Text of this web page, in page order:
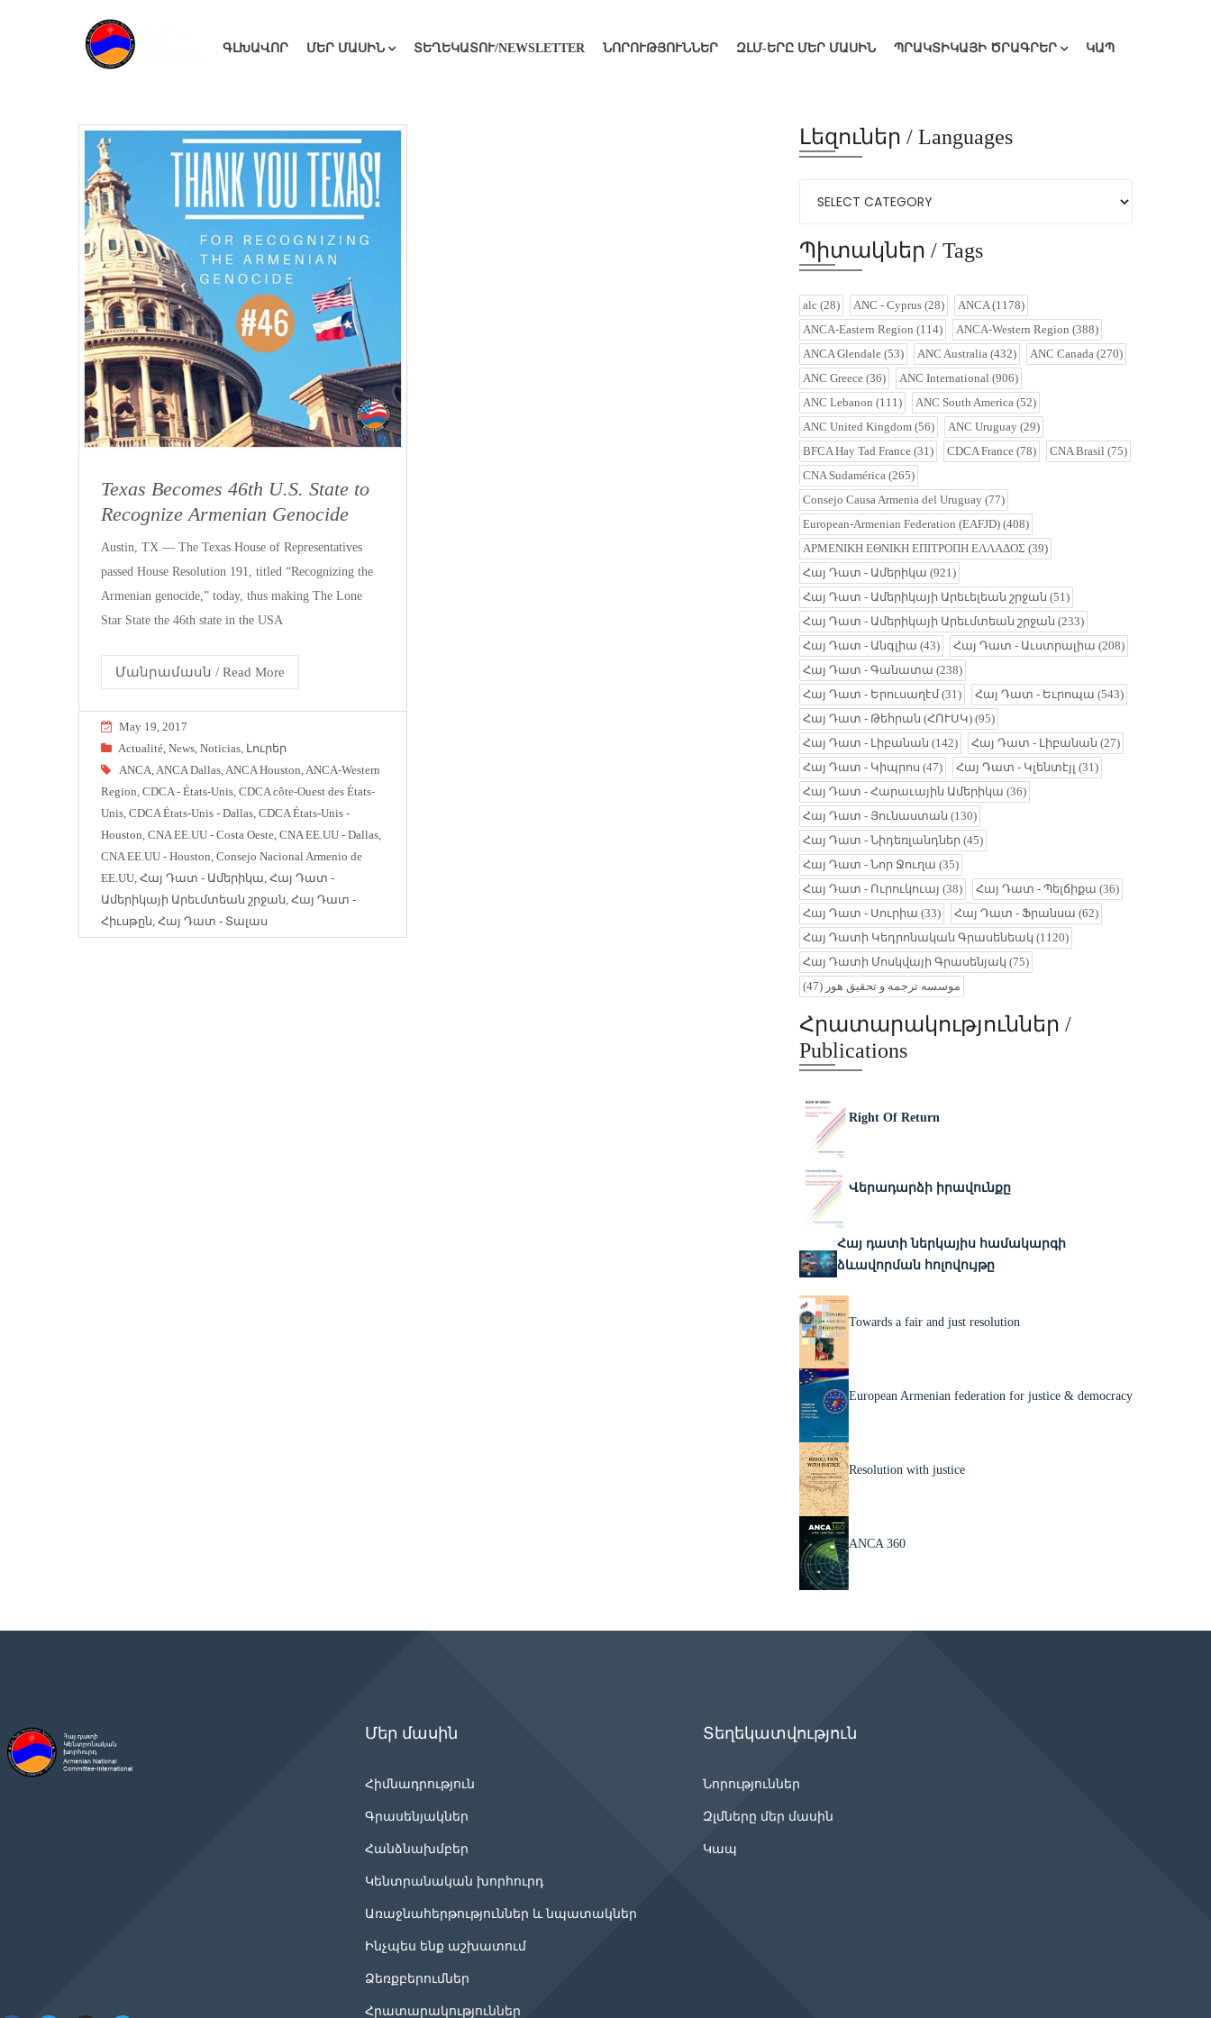
ԳԼԽԱՎՈՐ ՄԵՐ ՄԱՍԻՆ ՏԵՂԵԿԱՏՈՒ/NEWSLETTER ՆՈՐՈՒԹՅՈՒՆՆԵՐ ԶԼՄ-ԵՐԸ ՄԵՐ ՄԱՍԻՆ ՊՐԱԿՏԻԿԱՅԻ ԾՐԱԳՐԵՐ ԿԱՊ
Texas Becomes 46th U.S. State to
Recognize Armenian Genocide
Austin, TX — The Texas House of Representatives
passed House Resolution 191, titled “Recognizing the
Armenian genocide,” today, thus making The Lone
Star State the 46th state in the USA
Մանրամասն / Read More
May 19, 2017
Actualité News Noticias Լուրեր
ANCA ANCA Dallas ANCA Houston ANCA-Western
Region CDCA - États-Unis CDCA côte-Ouest des États-
Unis CDCA États-Unis - Dallas CDCA États-Unis -
Houston CNA EE.UU - Costa Oeste CNA EE.UU - Dallas
CNA EE.UU - Houston Consejo Nacional Armenio de
EE.UU Հայ Դատ - Ամերիկա Հայ Դատ -
Ամերիկայի Արեւմտեան շրջան Հայ Դատ -
Հիւսթըն Հայ Դատ - Տալաս
Լեզուներ / Languages
Պիտակներ / Tags
alc (28) ANC - Cyprus (28) ANCA(1178)
ANCA-Eastern Region (114) ANCA-Western Region (388)
ANCA Glendale (53) ANC Australia (432) ANC Canada (270)
ANC Greece (36) ANC International (906)
ANC Lebanon (111) ANC South America (52)
ANC United Kingdom (56) ANC Uruguay (29)
BFCA Hay Tad France (31) CDCA France (78) CNA Brasil (75)
CNA Sudamérica (265)
Consejo Causa Armenia del Uruguay (77)
European-Armenian Federation (EAFJD) (408)
ΑΡΜΕΝΙΚΗ ΕΘΝΙΚΗ ΕΠΙΤΡΟΠΗ ΕΛΛΑΔΟΣ (39)
Հայ Դատ - Ամերիկա (921)
Հայ Դատ - Ամերիկայի Արեւելեան շրջան (51)
Հայ Դատ - Ամերիկայի Արեւմտեան շրջան (233)
Հայ Դատ - Անգլիա (43) Հայ Դատ - Աւստրալիա (208)
Հայ Դատ - Գանատա (238)
Հայ Դատ - Երուսաղէմ(31) Հայ Դատ - Եւրոպա (543)
Հայ Դատ - Թեհրան (ՀՈՒՍԿ) (95)
Հայ Դատ - Լիբանան (142) Հայ Դատ - Լիբանան (27)
Հայ Դատ - Կիպրոս (47) Հայ Դատ - Կլենտէյլ (31)
Հայ Դատ - Հարաւային Ամերիկա (36)
Հայ Դատ - Յունաստան (130)
Հայ Դատ - Նիդեռլանդներ (45)
Հայ Դատ - Նոր Ջուղա (35)
Հայ Դատ - Ուրուկուայ (38) Հայ Դատ - Պելճիքա (36)
Հայ Դատ - Սուրիա (33) Հայ Դատ - Ֆրանսա (62)
Հայ Դատի Կեդրոնական Գրասենեակ (1120)
Հայ Դատի Մոսկվայի Գրասենյակ (75)
موسسه ترجمه و تحقیق هور (47)
Հրատարակություններ /
Publications
Right Of Return
Վերադարձի իրավունքը
Հայ դատի ներկայիս համակարգի
ձևավորման հոլովույթը
Towards a fair and just resolution
European Armenian federation for justice & democracy
Resolution with justice
ANCA 360
Մեր մասին
Հիմնադրություն
Գրասենյակներ
Հանձնախմբեր
Կենտրանական խորհուրդ
Առաջնահերթություններ և նպատակներ
Ինչպես ենք աշխատում
Ձեռքբերումներ
Հրատարակություններ
Տեղեկատվություն
Նորություններ
Զլմները մեր մասին
Կապ